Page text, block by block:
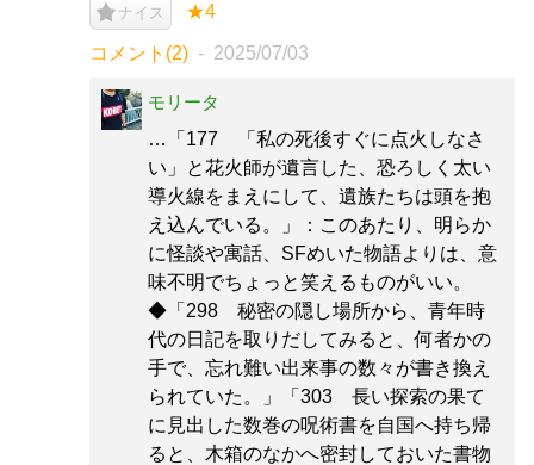
ナイス ★4
コメント(2) 2025/07/03
モリータ
…「177 「私の死後すぐに点火しなさ
い」と花火師が遺言した、恐ろしく太い
導火線をまえにして、遺族たちは頭を抱
え込んでいる。」：このあたり、明らか
に怪談や寓話、SFめいた物語よりは、意
味不明でちょっと笑えるものがいい。
◆「298 秘密の隠し場所から、青年時
代の日記を取りだしてみると、何者かの
手で、忘れ難い出来事の数々が書き換え
られていた。」「303 長い探索の果て
に見出した数巻の呪術書を自国へ持ち帰
ると、木箱のなかへ密封しておいた書物